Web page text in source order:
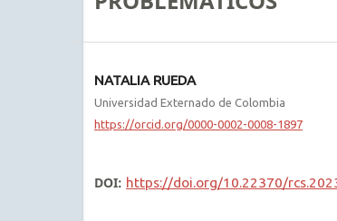
NATALIA RUEDA
Universidad Externado de Colombia
https://orcid.org/0000-0002-0008-1897
DOI: https://doi.org/10.22370/